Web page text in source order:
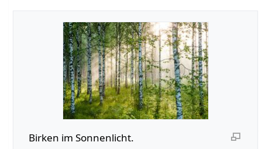
Birken im Sonnenlicht.